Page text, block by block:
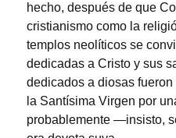
hecho, después de que
cristianismo como la
templos neolíticos se
dedicadas a Cristo y sus
dedicados a diosas
la Santísima Virgen por
probablemente —insisto,